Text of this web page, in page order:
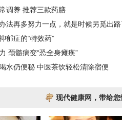
调养 推荐三款药膳
法再多努力一点，就是时候另觅出路
郁症的“特效药”
颈髓病变“恐全身瘫痪”
水仍便秘 中医茶饮轻松清除宿便
现代健康网，带给您